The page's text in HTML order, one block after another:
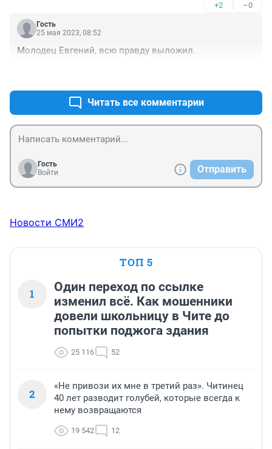
+2 –0
Гость
25 мая 2023, 08:52
Молодец Евгений, всю правду выложил.
Читать все комментарии
Гость
Войти
Отправить
Новости СМИ2
ТОП 5
1
Один переход по ссылке
изменил всё. Как мошенники
довели школьницу в Чите до
попытки поджога здания
25 116 52
2
«Не привози их мне в третий раз». Читинец
40 лет разводит голубей, которые всегда к
нему возвращаются
19 542 12